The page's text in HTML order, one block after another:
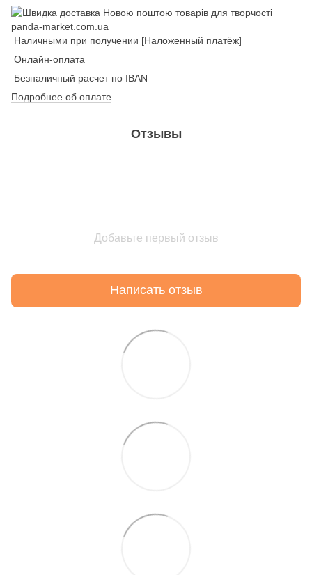
Наличными при получении [Наложенный платёж]
Онлайн-оплата
Безналичный расчет по IBAN
Подробнее об оплате
Отзывы
Добавьте первый отзыв
Написать отзыв